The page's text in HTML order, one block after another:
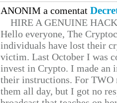
ANONIM a comentat
HIRE A GENUINE
Hello everyone, The
individuals have lost their
victim. Last October I was
invest in Crypto. I made
their instructions. For TWO
them all day, but I got no